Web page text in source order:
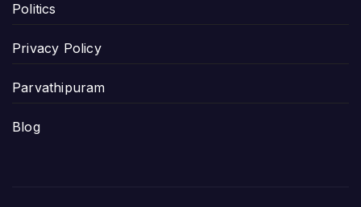
Politics
Privacy Policy
Parvathipuram
Blog